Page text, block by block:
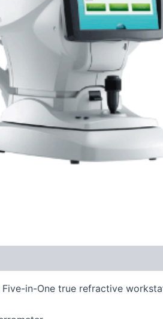
Five-in-One true refractive